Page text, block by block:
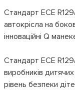
Стандарт ECE
автокрісла на
інноваційні Q
Стандарт ECE
виробників
рівень безпеки